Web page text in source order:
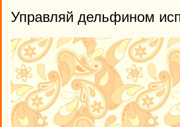
Управляй дельфином